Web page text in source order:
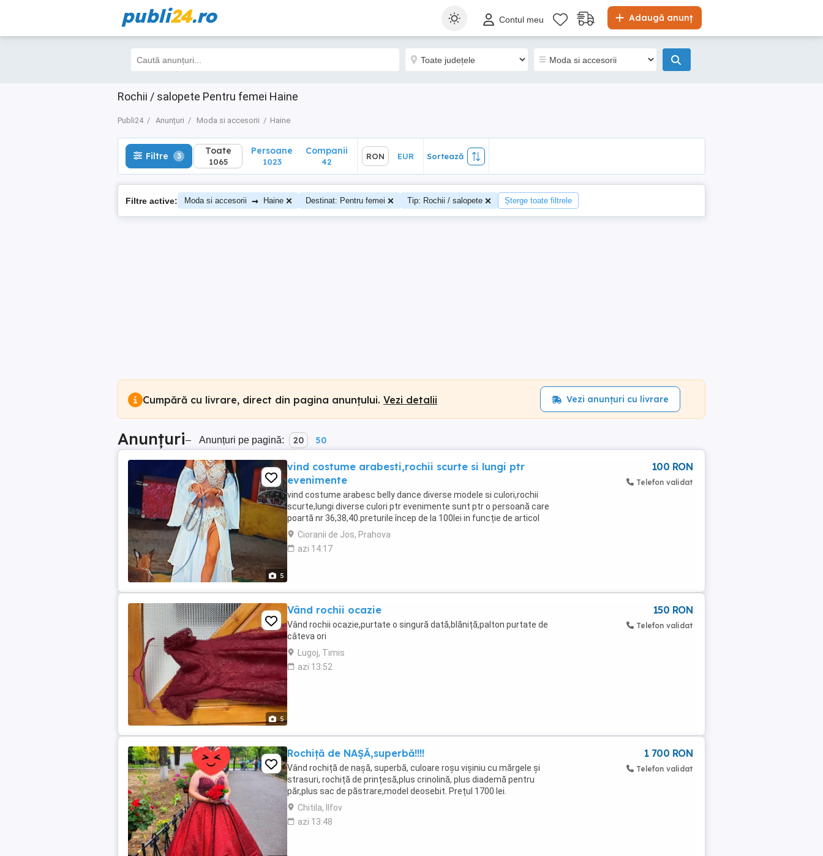
publi24.ro Adaugă anunț
Contul meu
Rochii / salopete Pentru femei Haine
Publi24 Anunțuri Moda si accesorii Haine
Filtre 3 Toate
1065
Sortează
Filtre 3 Toate
1065
Persoane
1023
Companii
42
RON EUR Sortează
Filtre active: Moda si accesorii → Haine Destinat: Pentru femei Tip: Rochii / salopete Șterge toate filtrele
Cumpără cu livrare, direct din pagina anunțului. Vezi detalii Vezi anunțuri cu livrare
Anunțuri– Anunțuri pe pagină: 20 50
5
vind costume arabesti,rochii scurte si lungi ptr
evenimente
vind costume arabesc belly dance diverse modele si culori,rochii
scurte,lungi diverse culori ptr evenimente sunt ptr o persoană care
poartă nr 36,38,40.preturile încep de la 100lei in funcție de articol
Cioranii de Jos, Prahova
azi 14:17
100 RON
Telefon validat
5
Vând rochii ocazie
Vând rochii ocazie,purtate o singură dată,blăniță,palton purtate de
câteva ori
Lugoj, Timis
azi 13:52
150 RON
Telefon validat
Rochiță de NAȘĂ,superbă!!!!
Vând rochiță de nașă, superbă, culoare roșu vișiniu cu mărgele și
strasuri, rochiță de prințesă,plus crinolină, plus diademă pentru
păr,plus sac de păstrare,model deosebit. Prețul 1700 lei.
Chitila, Ilfov
azi 13:48
1 700 RON
Telefon validat